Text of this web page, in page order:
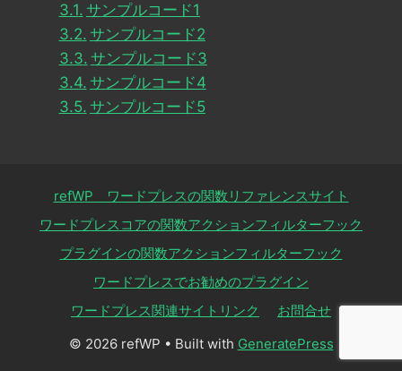
サンプルコード1
サンプルコード2
サンプルコード3
サンプルコード4
サンプルコード5
refWP ワードプレスの関数リファレンスサイト
ワードプレスコアの関数アクションフィルターフック
プラグインの関数アクションフィルターフック
ワードプレスでお勧めのプラグイン
ワードプレス関連サイトリンク
お問合せ
© 2026 refWP • Built with GeneratePress